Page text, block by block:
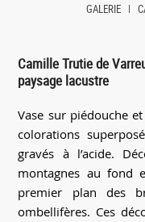
GALERIE
Camille Trutie de
paysage lacustre
Vase sur piédouche
colorations
gravés à l’acide.
montagnes au fond
premier plan des
ombellifères. Ces